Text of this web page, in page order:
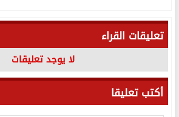
تعليقات القراء
لا يوجد تعليقات
أكتب تعليقا